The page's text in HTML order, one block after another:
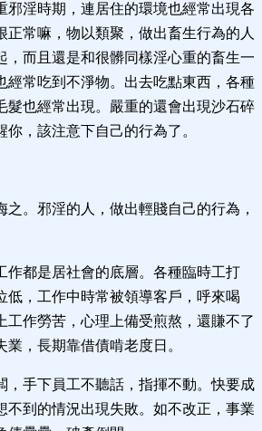
邪淫時期，連居住的環境也經常出現各
正常嘛，物以類聚，做出畜生行為的人
，而且還是和很髒同樣淫心重的畜生一
經常吃到不淨物。出去吃點東西，各種
髮也經常出現。嚴重的還會出現沙石碎
，該注意下自己的行為了。
之。邪淫的人，做出輕賤自己的行為，
作都是居社會的底層。各種臨時工打
低，工作中時常被領導客戶，呼來喝
工作勞苦，心理上備受煎熬，還賺不了
，長期靠借債啃老度日。
，手下員工不聽話，指揮不動。快要成
不到的情況出現失敗。如不改正，事業